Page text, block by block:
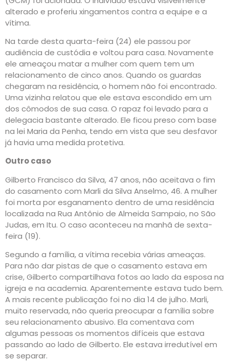
alterado e proferiu xingamentos contra a equipe e a
vítima.
Na tarde desta quarta-feira (24) ele passou por
audiência de custódia e voltou para casa. Novamente
ele ameaçou matar a mulher com quem tem um
relacionamento de cinco anos. Quando os guardas
chegaram na residência, o homem não foi encontrado.
Uma vizinha relatou que ele estava escondido em um
dos cômodos de sua casa. O rapaz foi levado para a
delegacia bastante alterado. Ele ficou preso com base
na lei Maria da Penha, tendo em vista que seu desfavor
já havia uma medida protetiva.
Outro caso
Gilberto Francisco da Silva, 47 anos, não aceitava o fim
do casamento com Marli da Silva Anselmo, 46. A mulher
foi morta por esganamento dentro de uma residência
localizada na Rua Antônio de Almeida Sampaio, no São
Judas, em Itu. O caso aconteceu na manhã de sexta-
feira (19).
Segundo a família, a vítima recebia várias ameaças.
Para não dar pistas de que o casamento estava em
crise, Gilberto compartilhava fotos ao lado da esposa na
igreja e na academia. Aparentemente estava tudo bem.
A mais recente publicação foi no dia 14 de julho. Marli,
muito reservada, não queria preocupar a família sobre
seu relacionamento abusivo. Ela comentava com
algumas pessoas os momentos difíceis que estava
passando ao lado de Gilberto. Ele estava irredutível em
se separar.